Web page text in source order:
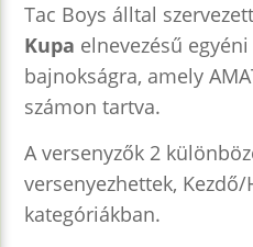
Tac Boys álltal szervezett
Kupa elnevezésű
bajnokságra, amely
számon tartva.
A versenyzők 2
versenyezhettek,
kategóriákban.